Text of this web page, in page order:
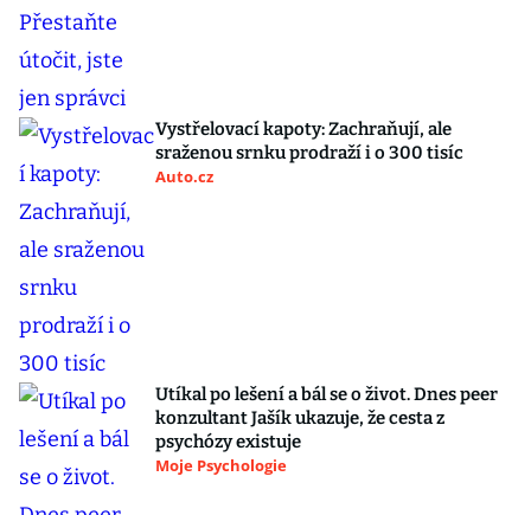
Vystřelovací kapoty: Zachraňují, ale
sraženou srnku prodraží i o 300 tisíc
Auto.cz
Utíkal po lešení a bál se o život. Dnes peer
konzultant Jašík ukazuje, že cesta z
psychózy existuje
Moje Psychologie